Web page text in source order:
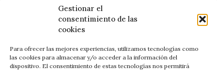
Gestionar el
consentimiento de las
cookies
Para ofrecer las mejores experiencias, utilizamos tecnologías como
las cookies para almacenar y/o acceder a la información del
dispositivo. El consentimiento de estas tecnologías nos permitirá
antonio.romcie@educa.jcyl.es